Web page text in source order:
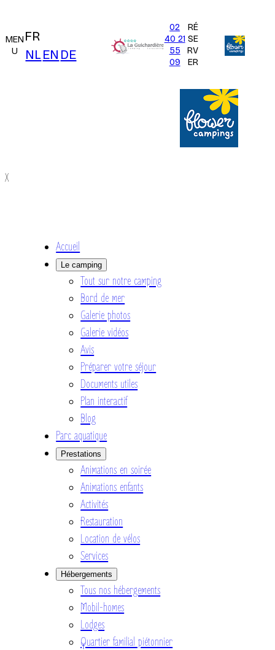
MEN
U
FR
NL EN DE
02
40 21
55
09
RÉ
SE
RV
ER
X
Accueil
Le camping
Tout sur notre camping
Bord de mer
Galerie photos
Galerie vidéos
Avis
Préparer votre séjour
Documents utiles
Plan interactif
Blog
Parc aquatique
Prestations
Animations en soirée
Animations enfants
Activités
Restauration
Location de vélos
Services
Hébergements
Tous nos hébergements
Mobil-homes
Lodges
Quartier familial piétonnier